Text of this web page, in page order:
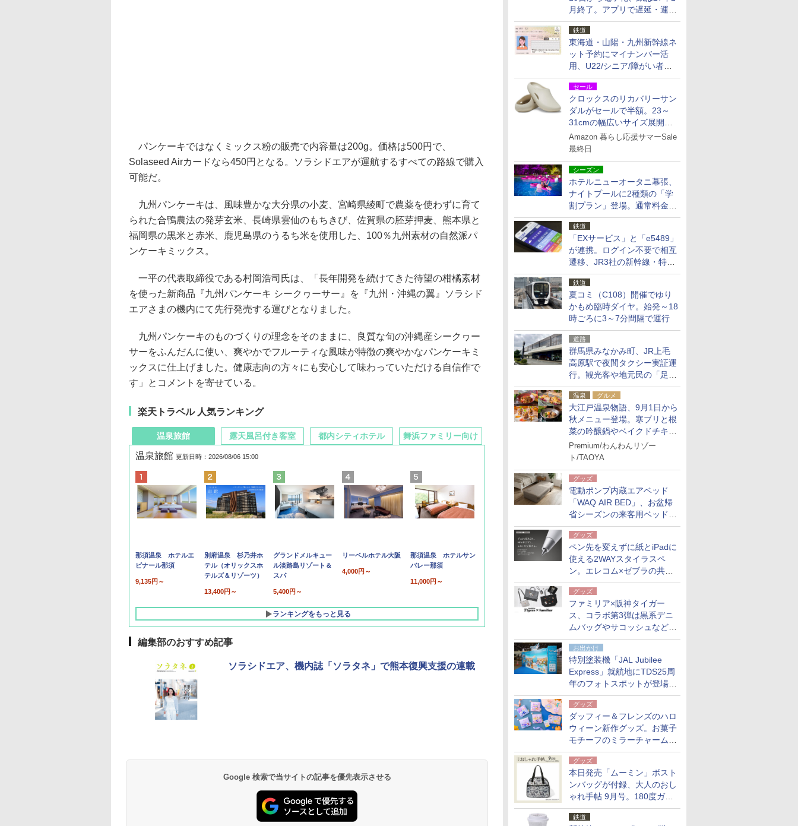
月終了。アプリで遅延・運休
も確認可能に
鉄道
東海道・山陽・九州新幹線ネ
ット予約にマイナンバー活
用、U22/シニア/障がい者割
を9月15日から発売
セール
クロックスのリカバリーサン
ダルがセールで半額。23～
31cmの幅広いサイズ展開、
独自のクッション素材を採用
Amazon 暮らし応援サマーSale
最終日
シーズン
ホテルニューオータニ幕張、
ナイトプールに2種類の「学
割プラン」登場。通常料金の
およそ半額でお得に夜活
鉄道
「EXサービス」と「e5489」
が連携。ログイン不要で相互
遷移、JR3社の新幹線・特急
予約をアプリで一括確認
鉄道
夏コミ（C108）開催でゆり
かもめ臨時ダイヤ。始発～18
時ごろに3～7分間隔で運行
道路
群馬県みなかみ町、JR上毛
高原駅で夜間タクシー実証運
行。観光客や地元民の「足が
ない」課題解消へ、木金土に
2台体制
温泉 グルメ
大江戸温泉物語、9月1日から
秋メニュー登場。寒ブリと根
菜の吟醸鍋やベイクドチキ
ン、ショコラ＆栗スイーツも
食べ放題に
Premium/わんわんリゾー
ト/TAOYA
グッズ
電動ポンプ内蔵エアベッド
「WAQ AIR BED」、お盆帰
省シーズンの来客用ベッドに
も。使用後は収納バッグでコ
ンパクトに保管
グッズ
ペン先を変えずに紙とiPadに
使える2WAYスタイラスペ
ン。エレコム×ゼブラの共同
開発
グッズ
ファミリア×阪神タイガー
ス、コラボ第3弾は黒系デニ
ムバッグやサコッシュなど6
点。8月21日オンラインスト
アで発売
お出かけ
特別塗装機「JAL Jubilee
Express」就航地にTDS25周
年のフォトスポットが登場。
10月末まで青森空港に
グッズ
ダッフィー＆フレンズのハロ
ウィーン新作グッズ。お菓子
モチーフのミラーチャーム/
デザインポーチほか
グッズ
本日発売「ムーミン」ボスト
ンバッグが付録、大人のおし
ゃれ手帖 9月号。180度ガバ
ッと開いて大容量
鉄道
パンケーキではなくミックス粉の販売で内容量は200g。価格は500円で、
Solaseed Airカードなら450円となる。ソラシドエアが運航するすべての路線で購入
可能だ。
九州パンケーキは、風味豊かな大分県の小麦、宮崎県綾町で農薬を使わずに育て
られた合鴨農法の発芽玄米、長崎県雲仙のもちきび、佐賀県の胚芽押麦、熊本県と
福岡県の黒米と赤米、鹿児島県のうるち米を使用した、100％九州素材の自然派パ
ンケーキミックス。
一平の代表取締役である村岡浩司氏は、「長年開発を続けてきた待望の柑橘素材
を使った新商品『九州パンケーキ シークヮーサー』を『九州・沖縄の翼』ソラシド
エアさまの機内にて先行発売する運びとなりました。
九州パンケーキのものづくりの理念をそのままに、良質な旬の沖縄産シークヮー
サーをふんだんに使い、爽やかでフルーティな風味が特徴の爽やかなパンケーキミ
ックスに仕上げました。健康志向の方々にも安心して味わっていただける自信作で
す」とコメントを寄せている。
楽天トラベル 人気ランキング
温泉旅館
温泉旅館 更新日時：2026/08/06 15:00
那須温泉 ホテルエ
ピナール那須
9,135円～
別府温泉 杉乃井ホ
テル（オリックスホ
テルズ＆リゾーツ）
13,400円～
グランドメルキュー
ル淡路島リゾート＆
スパ
5,400円～
リーベルホテル大阪
4,000円～
那須温泉 ホテルサン
バレー那須
11,000円～
ランキングをもっと見る
露天風呂付き客室
10,450円～
19,541円～
都内シティホテル 舞浜ファミリー向け
7,950円～
5,758円～
編集部のおすすめ記事
ソラシドエア、機内誌「ソラタネ」で熊本復興支援の連載
Google 検索で当サイトの記事を優先表示させる